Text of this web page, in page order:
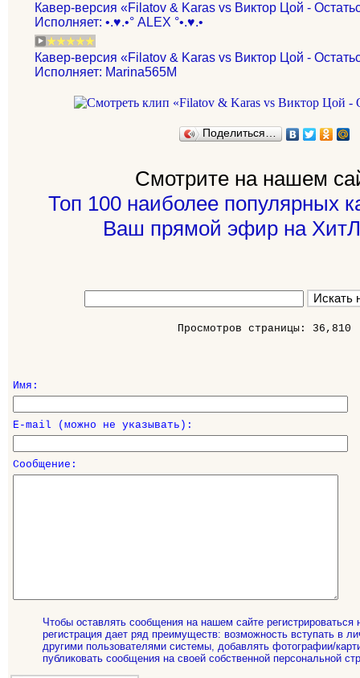
Кавер-версия «Filatov & Karas vs Виктор Цой -
Исполняет: •.♥.•° ALEX °•.♥.•
Кавер-версия «Filatov & Karas vs Виктор Цой -
Исполняет: Marina565M
Поделиться…
Смотрите на нашем
Топ 100 наиболее популярных
Ваш прямой эфир на
Просмотров страницы: 36,810
Имя:
E-mail (можно не указывать):
Сообщение:
Чтобы оставлять сообщения на нашем сайте регистрироваться
регистрация дает ряд преимуществ: возможность вступать в
другими пользователями системы, добавлять фотографии/
публиковать сообщения на своей собственной персональной